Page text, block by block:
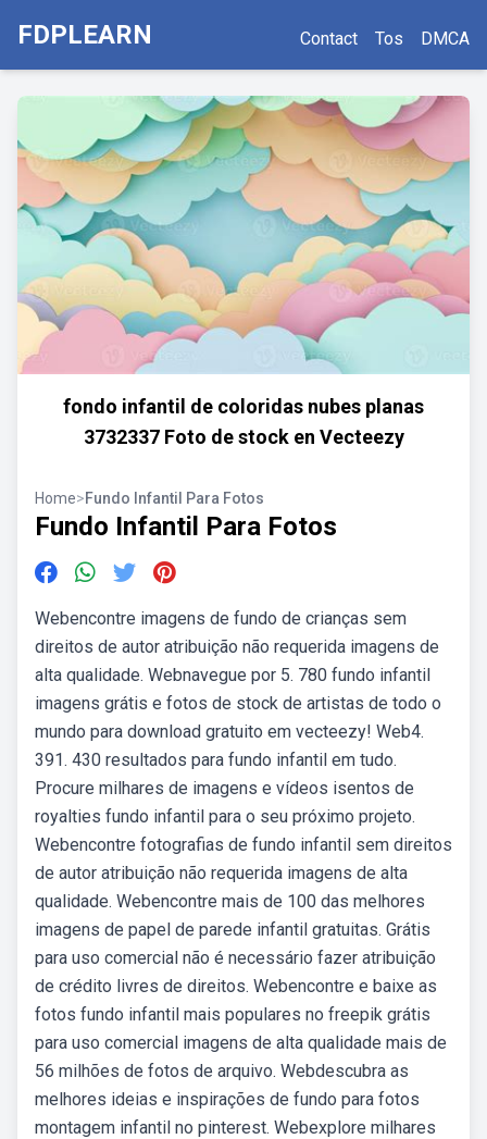
FDPLEARN Contact Tos DMCA
fondo infantil de coloridas nubes planas
3732337 Foto de stock en Vecteezy
Home>Fundo Infantil Para Fotos
Fundo Infantil Para Fotos
Webencontre imagens de fundo de crianças sem
direitos de autor atribuição não requerida imagens de
alta qualidade. Webnavegue por 5. 780 fundo infantil
imagens grátis e fotos de stock de artistas de todo o
mundo para download gratuito em vecteezy! Web4.
391. 430 resultados para fundo infantil em tudo.
Procure milhares de imagens e vídeos isentos de
royalties fundo infantil para o seu próximo projeto.
Webencontre fotografias de fundo infantil sem direitos
de autor atribuição não requerida imagens de alta
qualidade. Webencontre mais de 100 das melhores
imagens de papel de parede infantil gratuitas. Grátis
para uso comercial não é necessário fazer atribuição
de crédito livres de direitos. Webencontre e baixe as
fotos fundo infantil mais populares no freepik grátis
para uso comercial imagens de alta qualidade mais de
56 milhões de fotos de arquivo. Webdescubra as
melhores ideias e inspirações de fundo para fotos
montagem infantil no pinterest. Webexplore milhares